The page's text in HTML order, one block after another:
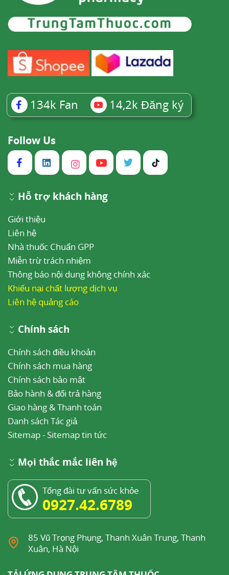
134k Fan 14,2k Đăng ký
Follow Us
Hỗ trợ khách hàng
Giới thiệu
Liên hệ
Nhà thuốc Chuẩn GPP
Miễn trừ trách nhiệm
Thông báo nội dung không chính xác
Khiếu nại chất lượng dịch vụ
Liên hệ quảng cáo
Chính sách
Chính sách điều khoản
Chính sách mua hàng
Chính sách bảo mật
Bảo hành & đổi trả hàng
Giao hàng & Thanh toán
Danh sách Tác giả
Sitemap- Sitemap tin tức
Mọi thắc mắc liên hệ
Tổng đài tư vấn sức khỏe
0927.42.6789
85 Vũ Trọng Phụng, Thanh Xuân Trung, Thanh
Xuân, Hà Nội